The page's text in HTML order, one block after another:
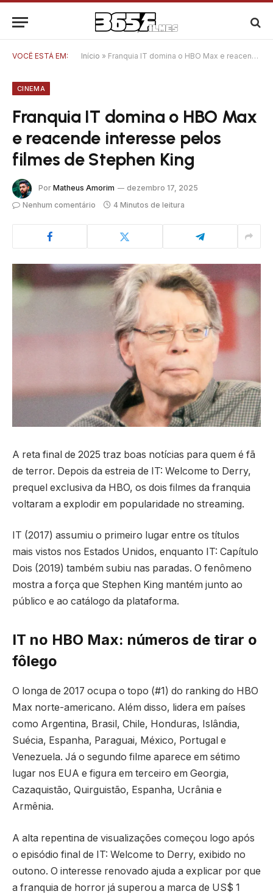
VOCÊ ESTÁ EM: Início » Franquia IT domina o HBO Max e reacende interesse pelos filmes de Stephen King
CINEMA
Franquia IT domina o HBO Max
e reacende interesse pelos
filmes de Stephen King
Por Matheus Amorim
dezembro 17, 2025
Nenhum comentário
4 Minutos de leitura
A reta final de 2025 traz boas notícias para quem é fã
de terror. Depois da estreia de IT: Welcome to Derry,
prequel exclusiva da HBO, os dois filmes da franquia
voltaram a explodir em popularidade no streaming.
IT (2017) assumiu o primeiro lugar entre os títulos
mais vistos nos Estados Unidos, enquanto IT: Capítulo
Dois (2019) também subiu nas paradas. O fenômeno
mostra a força que Stephen King mantém junto ao
público e ao catálogo da plataforma.
IT no HBO Max: números de tirar o
fôlego
O longa de 2017 ocupa o topo (#1) do ranking do HBO
Max norte-americano. Além disso, lidera em países
como Argentina, Brasil, Chile, Honduras, Islândia,
Suécia, Espanha, Paraguai, México, Portugal e
Venezuela. Já o segundo filme aparece em sétimo
lugar nos EUA e figura em terceiro em Georgia,
Cazaquistão, Quirguistão, Espanha, Ucrânia e
Armênia.
A alta repentina de visualizações começou logo após
o episódio final de IT: Welcome to Derry, exibido no
outono. O interesse renovado ajuda a explicar por que
a franquia de horror já superou a marca de US$ 1